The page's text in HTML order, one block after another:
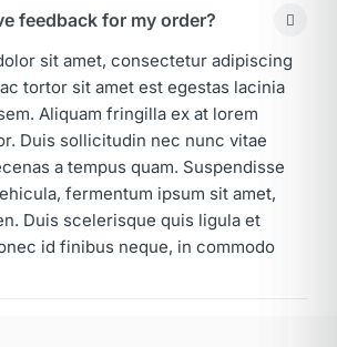
feedback for my order?
sit amet, consectetur adipiscing
tortor sit amet est egestas lacinia
Aliquam fringilla ex at lorem
Duis sollicitudin nec nunc vitae
a tempus quam. Suspendisse
fermentum ipsum sit amet,
Duis scelerisque quis ligula et
id finibus neque, in commodo